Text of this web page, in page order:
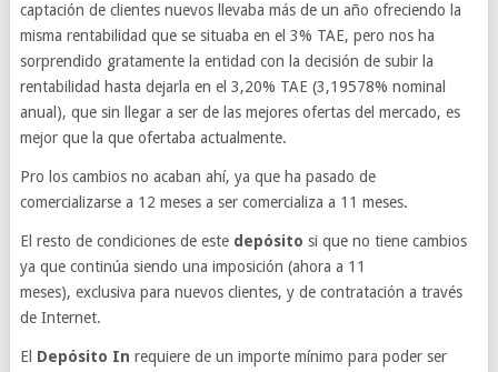
captación de clientes nuevos llevaba más de un año ofreciendo la
misma rentabilidad que se situaba en el 3% TAE, pero nos ha
sorprendido gratamente la entidad con la decisión de subir la
rentabilidad hasta dejarla en el 3,20% TAE (3,19578% nominal
anual), que sin llegar a ser de las mejores ofertas del mercado, es
mejor que la que ofertaba actualmente.
Pro los cambios no acaban ahí, ya que ha pasado de
comercializarse a 12 meses a ser comercializa a 11 meses.
El resto de condiciones de este depósito si que no tiene cambios
ya que continúa siendo una imposición (ahora a 11
meses), exclusiva para nuevos clientes, y de contratación a través
de Internet.
El Depósito In requiere de un importe mínimo para poder ser